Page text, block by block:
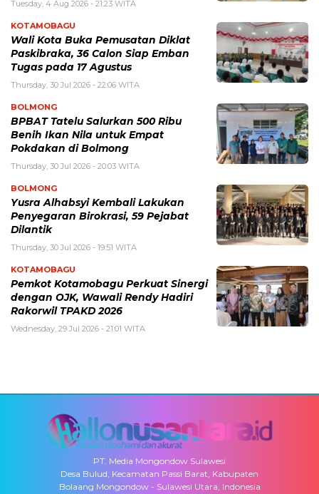
Tuesday, 4 Aug 2026 - 21:23 WITA
KOTAMOBAGU
Wali Kota Buka Pemusatan Diklat
Paskibraka, 36 Calon Siap Emban
Tugas pada 17 Agustus
Thursday, 30 Jul 2026 - 22:06 WITA
BOLMONG
BPBAT Tatelu Salurkan 500 Ribu
Benih Ikan Nila untuk Empat
Pokdakan di Bolmong
Thursday, 30 Jul 2026 - 20:03 WITA
BOLMONG
Yusra Alhabsyi Kembali Lakukan
Penyegaran Birokrasi, 59 Pejabat
Dilantik
Thursday, 30 Jul 2026 - 19:51 WITA
KOTAMOBAGU
Pemkot Kotamobagu Perkuat Sinergi
dengan OJK, Wawali Rendy Hadiri
Rakorwil TPAKD 2026
Wednesday, 29 Jul 2026 - 21:01 WITA
PT. Media Mongondow Sulawesi
Desa Bulud, Kecamatan Passi Barat, Kabupaten
Bolaang Mongondow - Sulawesi Utara, Indonesia